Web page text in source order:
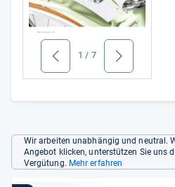
zurück 1 / 7 weiter
Wir arbeiten unabhängig und neutral.
Angebot klicken, unterstützen Sie uns
Vergütung. Mehr erfahren